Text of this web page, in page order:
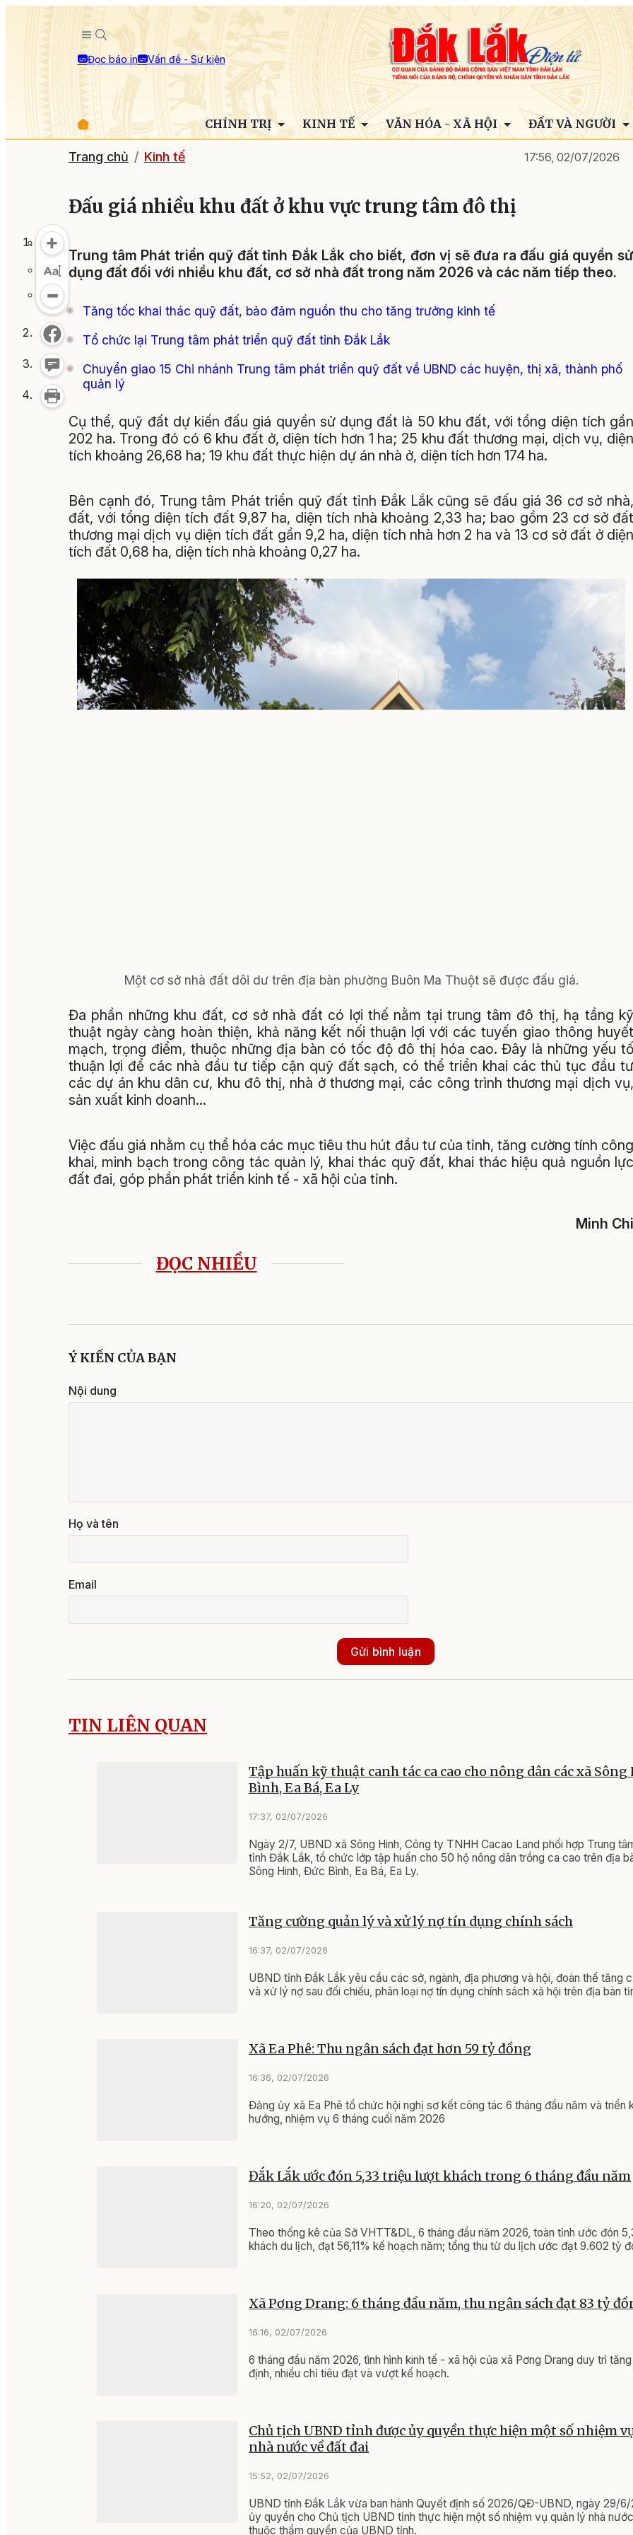
Đọc báo in Vấn đề - Sự kiện
CHÍNH TRỊ KINH TẾ VĂN HÓA - XÃ HỘI ĐẤT VÀ NGƯỜI
Trang chủ Kinh tế 17:56, 02/07/2026
Đấu giá nhiều khu đất ở khu vực trung tâm đô thị
Trung tâm Phát triển quỹ đất tỉnh Đắk Lắk cho biết, đơn vị sẽ đưa ra đấu giá quyền sử
dụng đất đối với nhiều khu đất, cơ sở nhà đất trong năm 2026 và các năm tiếp theo.
Tăng tốc khai thác quỹ đất, bảo đảm nguồn thu cho tăng trưởng kinh tế
Tổ chức lại Trung tâm phát triển quỹ đất tỉnh Đắk Lắk
Chuyển giao 15 Chi nhánh Trung tâm phát triển quỹ đất về UBND các huyện, thị xã, thành phố
quản lý
Cụ thể, quỹ đất dự kiến đấu giá quyền sử dụng đất là 50 khu đất, với tổng diện tích gần
202 ha. Trong đó có 6 khu đất ở, diện tích hơn 1 ha; 25 khu đất thương mại, dịch vụ, diện
tích khoảng 26,68 ha; 19 khu đất thực hiện dự án nhà ở, diện tích hơn 174 ha.
Bên cạnh đó, Trung tâm Phát triển quỹ đất tỉnh Đắk Lắk cũng sẽ đấu giá 36 cơ sở nhà,
đất, với tổng diện tích đất 9,87 ha, diện tích nhà khoảng 2,33 ha; bao gồm 23 cơ sở đất
thương mại dịch vụ diện tích đất gần 9,2 ha, diện tích nhà hơn 2 ha và 13 cơ sở đất ở diện
tích đất 0,68 ha, diện tích nhà khoảng 0,27 ha.
Một cơ sở nhà đất dôi dư trên địa bàn phường Buôn Ma Thuột sẽ được đấu giá.
Đa phần những khu đất, cơ sở nhà đất có lợi thế nằm tại trung tâm đô thị, hạ tầng kỹ
thuật ngày càng hoàn thiện, khả năng kết nối thuận lợi với các tuyến giao thông huyết
mạch, trọng điểm, thuộc những địa bàn có tốc độ đô thị hóa cao. Đây là những yếu tố
thuận lợi để các nhà đầu tư tiếp cận quỹ đất sạch, có thể triển khai các thủ tục đầu tư
các dự án khu dân cư, khu đô thị, nhà ở thương mại, các công trình thương mại dịch vụ,
sản xuất kinh doanh…
Việc đấu giá nhằm cụ thể hóa các mục tiêu thu hút đầu tư của tỉnh, tăng cường tính công
khai, minh bạch trong công tác quản lý, khai thác quỹ đất, khai thác hiệu quả nguồn lực
đất đai, góp phần phát triển kinh tế - xã hội của tỉnh.
Minh Chi
ĐỌC NHIỀU
Ý KIẾN CỦA BẠN
Nội dung
Họ và tên
Email
Gửi bình luận
TIN LIÊN QUAN
Tập huấn kỹ thuật canh tác ca cao cho nông dân các xã
Bình, Ea Bá, Ea Ly
17:37, 02/07/2026
Ngày 2/7, UBND xã Sông Hinh, Công ty TNHH Cacao Land phối hợp Trung
tỉnh Đắk Lắk, tổ chức lớp tập huấn cho 50 hộ nông dân trồng ca cao trên địa
Sông Hinh, Đức Bình, Ea Bá, Ea Ly.
Tăng cường quản lý và xử lý nợ tín dụng chính sách
16:37, 02/07/2026
UBND tỉnh Đắk Lắk yêu cầu các sở, ngành, địa phương và hội, đoàn thể tăng
và xử lý nợ sau đối chiếu, phân loại nợ tín dụng chính sách xã hội trên địa bàn
Xã Ea Phê: Thu ngân sách đạt hơn 59 tỷ đồng
16:36, 02/07/2026
Đảng ủy xã Ea Phê tổ chức hội nghị sơ kết công tác 6 tháng đầu năm và triển
hướng, nhiệm vụ 6 tháng cuối năm 2026
Đắk Lắk ước đón 5,33 triệu lượt khách trong 6 tháng đầu năm
16:20, 02/07/2026
Theo thống kê của Sở VHTT&DL, 6 tháng đầu năm 2026, toàn tỉnh ước đón
khách du lịch, đạt 56,11% kế hoạch năm; tổng thu từ du lịch ước đạt 9.602 tỷ
Xã Pơng Drang: 6 tháng đầu năm, thu ngân sách đạt 83 tỷ
16:16, 02/07/2026
6 tháng đầu năm 2026, tình hình kinh tế - xã hội của xã Pơng Drang duy trì
định, nhiều chỉ tiêu đạt và vượt kế hoạch.
Chủ tịch UBND tỉnh được ủy quyền thực hiện một số nhiệm
nhà nước về đất đai
15:52, 02/07/2026
UBND tỉnh Đắk Lắk vừa ban hành Quyết định số 2026/QĐ-UBND, ngày 29/
ủy quyền cho Chủ tịch UBND tỉnh thực hiện một số nhiệm vụ quản lý nhà
thuộc thẩm quyền của UBND tỉnh.